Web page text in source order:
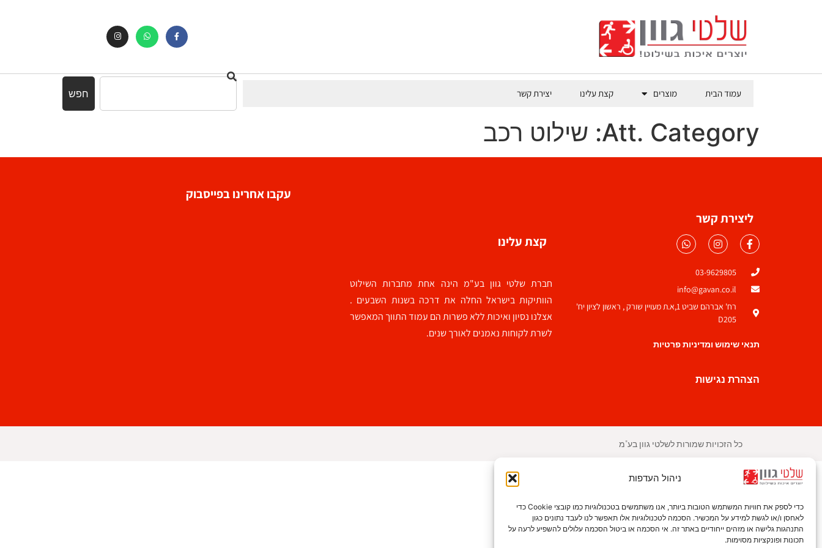
ניהול העדפות
כדי לספק את חוויות המשתמש הטובות ביותר, אנו משתמשים בטכנולוגיות כמו קובצי Cookie כדי
לאחסן ו/או לגשת למידע על המכשיר. הסכמה לטכנולוגיות אלו תאפשר לנו לעבד נתונים כגון
התנהגות גלישה או מזהים ייחודיים באתר זה. אי הסכמה או ביטול הסכמה עלולים להשפיע לרעה על
תכונות ופונקציות מסוימות.
עמוד הבית מוצרים קצת עלינו יצירת קשר חפש
Att. Category: שילוט רכב
ליצירת קשר
03-9629805
info@gavan.co.il
רח' אברהם שביט 1,א.ת מעויין שורק , ראשון לציון יח'
D205
תנאי שימוש ומדיניות פרטיות
הצהרת נגישות
קצת עלינו
חברת שלטי גוון בע"מ הינה אחת מחברות השילוט
הוותיקות בישראל החלה את דרכה בשנות השבעים .
אצלנו נסיון ואיכות ללא פשרות הם עמוד התווך המאפשר
לשרת לקוחות נאמנים לאורך שנים.
עקבו אחרינו בפייסבוק
כל הזכויות שמורות לשלטי גוון בע"מ